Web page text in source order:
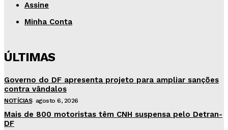
Assine
Minha Conta
ÚLTIMAS
Governo do DF apresenta projeto para ampliar sanções
contra vândalos
NOTÍCIAS agosto 6, 2026
Mais de 800 motoristas têm CNH suspensa pelo Detran-
DF